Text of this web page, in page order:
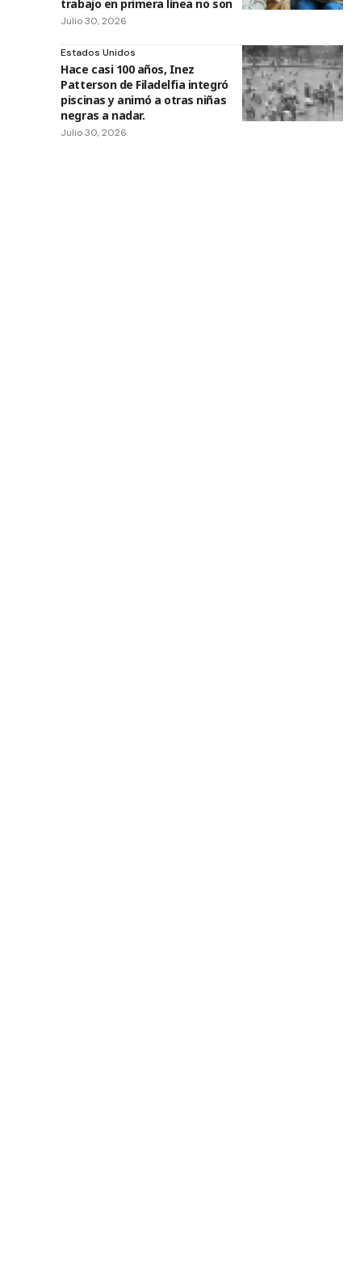
trabajo en primera línea no son
Julio 30, 2026
Estados Unidos
Hace casi 100 años, Inez
Patterson de Filadelfia integró
piscinas y animó a otras niñas
negras a nadar.
Julio 30, 2026